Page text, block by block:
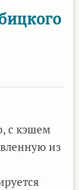
с кэшем
из